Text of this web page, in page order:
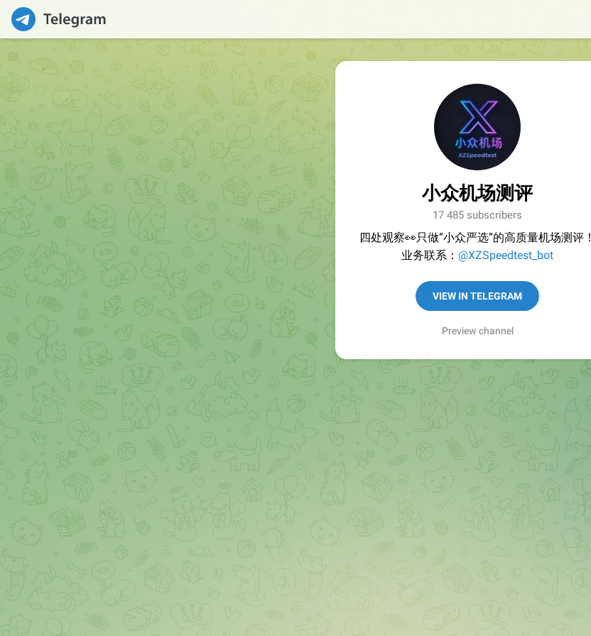
小众机场测评
17 485 subscribers
四处观察👀只做“小众严选”的高质量机场测评！
业务联系： @XZSpeedtest_bot
VIEW IN TELEGRAM
Preview channel